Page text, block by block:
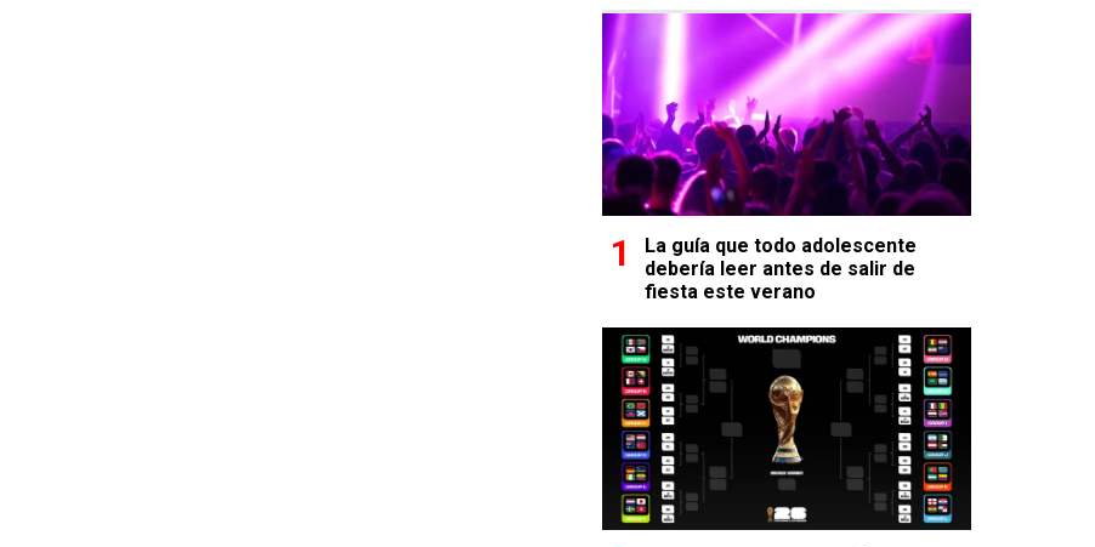
La guía que todo adolescente
debería leer antes de salir de
fiesta este verano